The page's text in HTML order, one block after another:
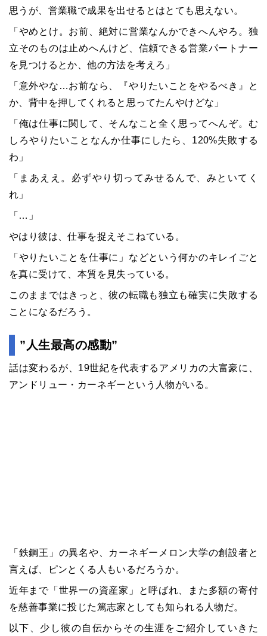
思うが、営業職で成果を出せるとはとても思えない。
「やめとけ。お前、絶対に営業なんかできへんやろ。独
立そのものは止めへんけど、信頼できる営業パートナー
を見つけるとか、他の方法を考えろ」
「意外やな…お前なら、『やりたいことをやるべき』と
か、背中を押してくれると思ってたんやけどな」
「俺は仕事に関して、そんなこと全く思ってへんぞ。む
しろやりたいことなんか仕事にしたら、120%失敗する
わ」
「まあええ。必ずやり切ってみせるんで、みといてく
れ」
「…」
やはり彼は、仕事を捉えそこねている。
「やりたいことを仕事に」などという何かのキレイごと
を真に受けて、本質を見失っている。
このままではきっと、彼の転職も独立も確実に失敗する
ことになるだろう。
”人生最高の感動”
話は変わるが、19世紀を代表するアメリカの大富豪に、
アンドリュー・カーネギーという人物がいる。
「鉄鋼王」の異名や、カーネギーメロン大学の創設者と
言えば、ピンとくる人もいるだろうか。
近年まで「世界一の資産家」と呼ばれ、また多額の寄付
を慈善事業に投じた篤志家としても知られる人物だ。
以下、少し彼の自伝からその生涯をご紹介していきた